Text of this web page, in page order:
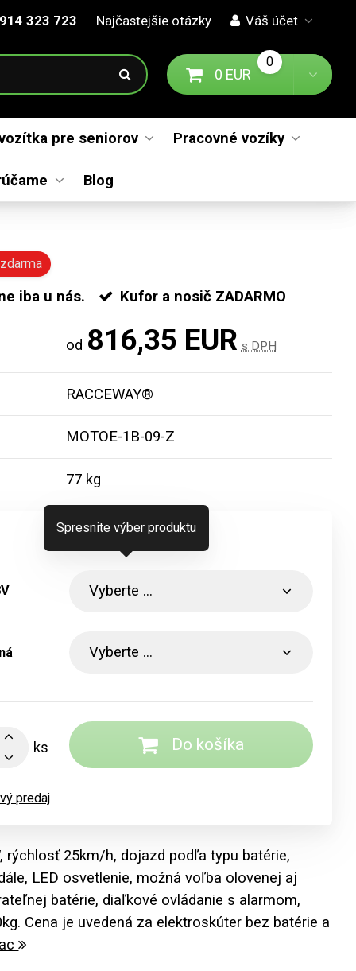
323 723 Najčastejšie otázky Váš účet
Prejsť na košík
0 EUR
0
pre seniorov Pracovné vozíky
Blog
iba u nás. Kufor a nosič ZADARMO
od 816,35 EUR s DPH
RACCEWAY®
MOTOE-1B-09-Z
77 kg
Spresnite výber produktu
ks Do košíka
predaj
rýchlosť 25km/h, dojazd podľa typu batérie,
LED osvetlenie, možná voľba olovenej aj
batérie, diaľkové ovládanie s alarmom,
Cena je uvedená za elektroskúter bez batérie a